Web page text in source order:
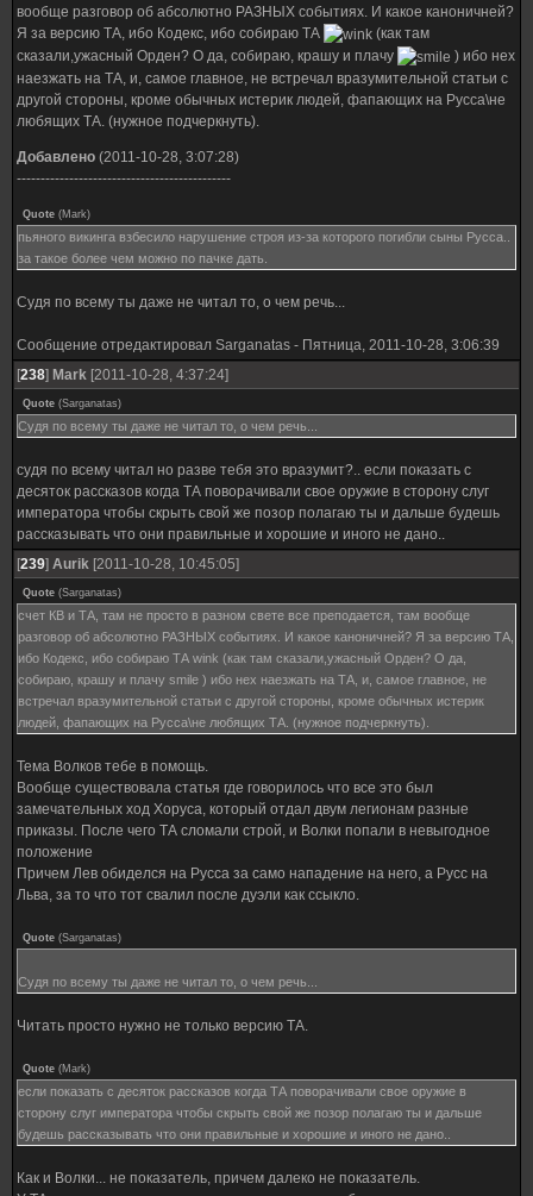
вообще разговор об абсолютно РАЗНЫХ событиях. И какое каноничней?
Я за версию ТА, ибо Кодекс, ибо собираю ТА
(как там
сказали,ужасный Орден? О да, собираю, крашу и плачу
) ибо нех
наезжать на ТА, и, самое главное, не встречал вразумительной статьи с
другой стороны, кроме обычных истерик людей, фапающих на Русса\не
любящих ТА. (нужное подчеркнуть).
Добавлено (2011-10-28, 3:07:28)
---------------------------------------------
Quote (Mark)
пьяного викинга взбесило нарушение строя из-за которого погибли сыны Русса..
за такое более чем можно по пачке дать.
Судя по всему ты даже не читал то, о чем речь...
Сообщение отредактировал Sarganatas - Пятница, 2011-10-28, 3:06:39
[238] Mark [2011-10-28, 4:37:24]
Quote (Sarganatas)
Судя по всему ты даже не читал то, о чем речь...
судя по всему читал но разве тебя это вразумит?.. если показать с
десяток рассказов когда ТА поворачивали свое оружие в сторону слуг
императора чтобы скрыть свой же позор полагаю ты и дальше будешь
рассказывать что они правильные и хорошие и иного не дано..
[239] Aurik [2011-10-28, 10:45:05]
Quote (Sarganatas)
счет КВ и ТА, там не просто в разном свете все преподается, там вообще
разговор об абсолютно РАЗНЫХ событиях. И какое каноничней? Я за версию ТА,
ибо Кодекс, ибо собираю ТА wink (как там сказали,ужасный Орден? О да,
собираю, крашу и плачу smile ) ибо нех наезжать на ТА, и, самое главное, не
встречал вразумительной статьи с другой стороны, кроме обычных истерик
людей, фапающих на Русса\не любящих ТА. (нужное подчеркнуть).
Тема Волков тебе в помощь.
Вообще существовала статья где говорилось что все это был
замечательных ход Хоруса, который отдал двум легионам разные
приказы. После чего ТА сломали строй, и Волки попали в невыгодное
положение
Причем Лев обиделся на Русса за само нападение на него, а Русс на
Льва, за то что тот свалил после дуэли как ссыкло.
Quote (Sarganatas)
Судя по всему ты даже не читал то, о чем речь...
Читать просто нужно не только версию ТА.
Quote (Mark)
если показать с десяток рассказов когда ТА поворачивали свое оружие в
сторону слуг императора чтобы скрыть свой же позор полагаю ты и дальше
будешь рассказывать что они правильные и хорошие и иного не дано..
Как и Волки... не показатель, причем далеко не показатель.